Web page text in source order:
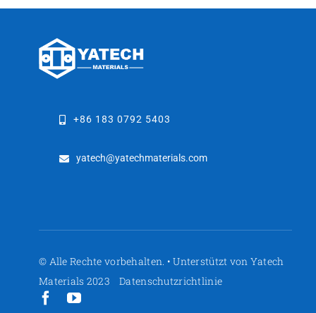
+86 183 0792 5403
yatech@yatechmaterials.com
© Alle Rechte vorbehalten. • Unterstützt von Yatech
Materials 2023Datenschutzrichtlinie